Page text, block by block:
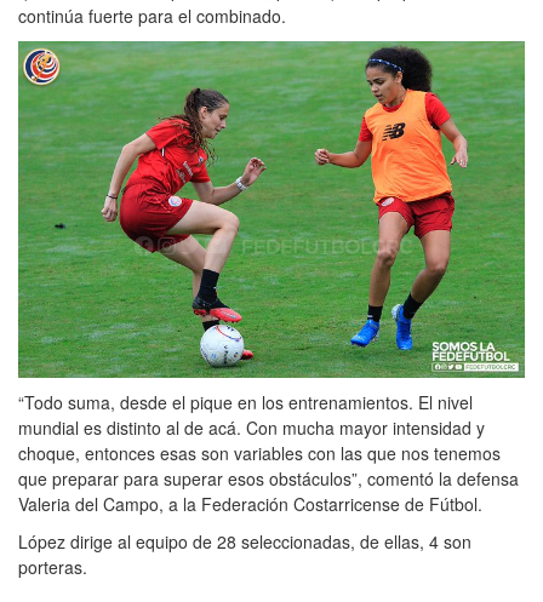
continúa fuerte para el combinado.
“Todo suma, desde el pique en los entrenamientos. El nivel
mundial es distinto al de acá. Con mucha mayor intensidad y
choque, entonces esas son variables con las que nos tenemos
que preparar para superar esos obstáculos”, comentó la defensa
Valeria del Campo, a la Federación Costarricense de Fútbol.
López dirige al equipo de 28 seleccionadas, de ellas, 4 son
porteras.